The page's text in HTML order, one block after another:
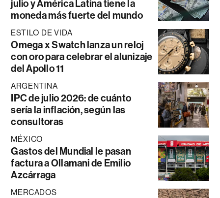
julio y América Latina tiene la
moneda más fuerte del mundo
ESTILO DE VIDA
Omega x Swatch lanza un reloj
con oro para celebrar el alunizaje
del Apollo 11
ARGENTINA
IPC de julio 2026: de cuánto
sería la inflación, según las
consultoras
MÉXICO
Gastos del Mundial le pasan
factura a Ollamani de Emilio
Azcárraga
MERCADOS